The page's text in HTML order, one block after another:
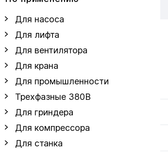
Для насоса
Для лифта
Для вентилятора
Для крана
Для промышленности
Трехфазные 380В
Для гриндера
Для компрессора
Для станка